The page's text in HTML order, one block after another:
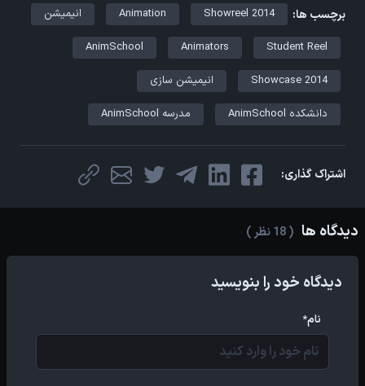
برچسب ها: Showreel 2014
Animation انیمیشن
Student Reel
Animators
AnimSchool
Showcase 2014 انیمیشن سازی
دانشکده AnimSchool مدرسه AnimSchool
اشتراک گذاری:
دیدگاه ها ( 18 نظر )
دیدگاه خود را بنویسید
نام*